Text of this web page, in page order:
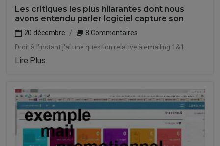
Les critiques les plus hilarantes dont nous
avons entendu parler logiciel capture son
20 décembre
8 Commentaires
Droit à l'instant j'ai une question relative à emailing 1&1.
Lire Plus